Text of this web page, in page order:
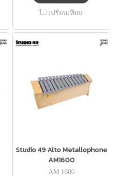
เปรียบเทียบ
Studio 49 Alto Metallophone
AM1600
AM 1600